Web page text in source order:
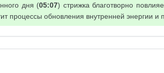
дня (05:07) стрижка благотворно
процессы обновления внутренней энергии и